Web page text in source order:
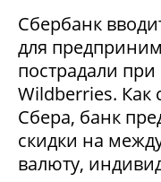
Сбербанк
для
пострадали
Wildberries. Как
Сбера, банк
скидки на
валюту,